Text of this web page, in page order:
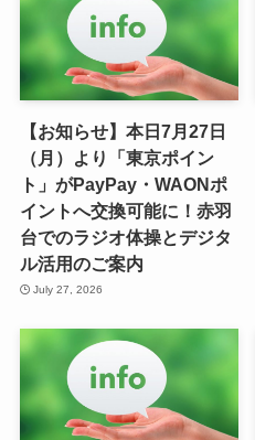
【お知らせ】本日7月27日
（月）より「東京ポイン
ト」がPayPay・WAONポ
イントへ交換可能に！赤羽
台でのラジオ体操とデジタ
ル活用のご案内
July 27, 2026